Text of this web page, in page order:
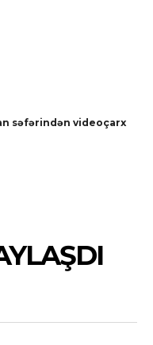
səfərindən videoçarx